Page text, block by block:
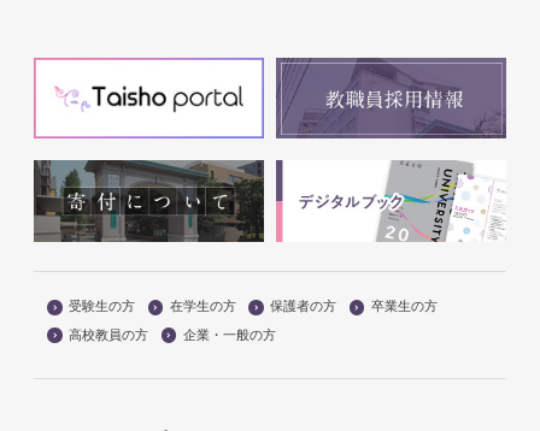
受験生の方 在学生の方 保護者の方
卒業生の方
高校教員の方
企業・一般の方